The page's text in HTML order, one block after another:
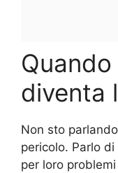
diventa
Non sto
pericolo. Parlo
per loro